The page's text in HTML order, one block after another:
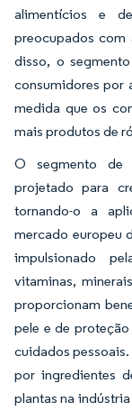
alimentícios e
preocupados com
disso, o
consumidores por
medida que os
mais produtos de
O segmento de
projetado para
tornando-o a
mercado europeu
impulsionado
vitaminas,
proporcionam
pele e de
cuidados
por ingredientes
plantas na